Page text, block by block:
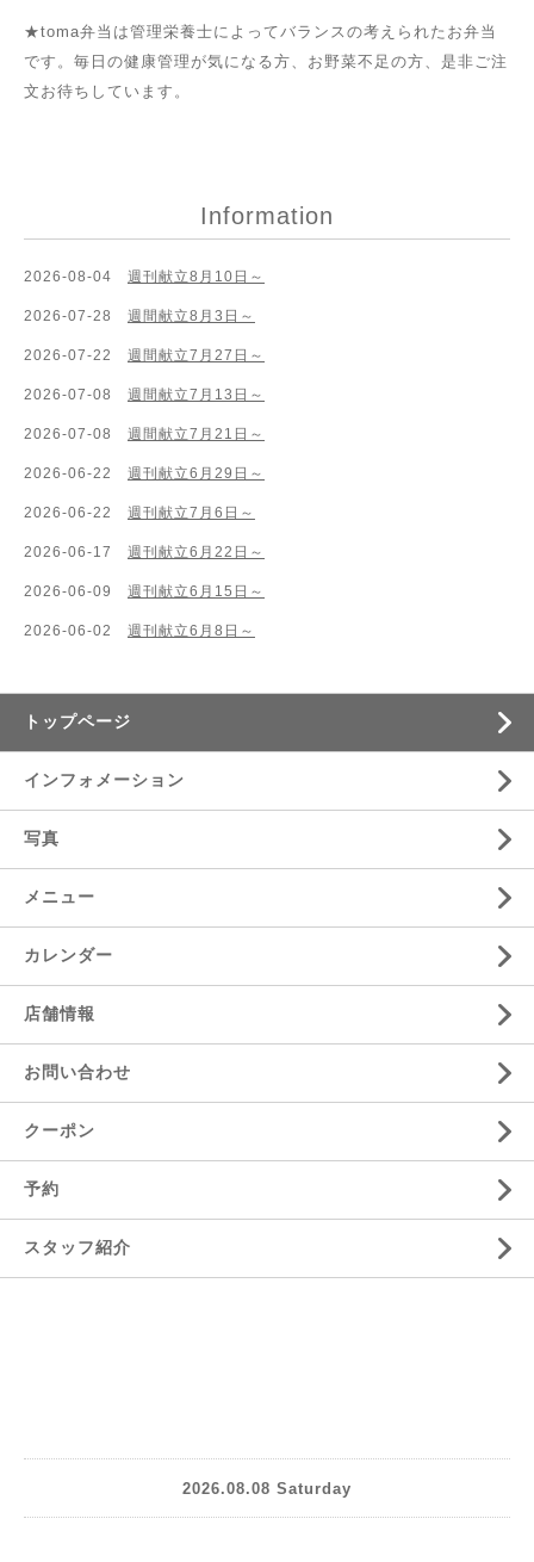
★toma弁当は管理栄養士によってバランスの考えられたお弁当
です。毎日の健康管理が気になる方、お野菜不足の方、是非ご注
文お待ちしています。
Information
2026-08-04 週刊献立8月10日～
2026-07-28 週間献立8月3日～
2026-07-22 週間献立7月27日～
2026-07-08 週間献立7月13日～
2026-07-08 週間献立7月21日～
2026-06-22 週刊献立6月29日～
2026-06-22 週刊献立7月6日～
2026-06-17 週刊献立6月22日～
2026-06-09 週刊献立6月15日～
2026-06-02 週刊献立6月8日～
トップページ
インフォメーション
写真
メニュー
カレンダー
店舗情報
お問い合わせ
クーポン
予約
スタッフ紹介
2026.08.08 Saturday